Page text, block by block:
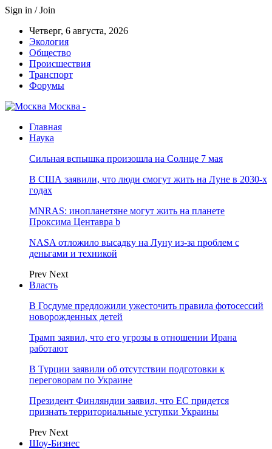
Sign in / Join
Четверг, 6 августа, 2026
Экология
Общество
Происшествия
Транспорт
Форумы
Москва -
Главная
Наука
Сильная вспышка произошла на Солнце 7 мая
В США заявили, что люди смогут жить на Луне в 2030-х
годах
MNRAS: инопланетяне могут жить на планете
Проксима Центавра b
NASA отложило высадку на Луну из-за проблем с
деньгами и техникой
Prev Next
Власть
В Госдуме предложили ужесточить правила фотосессий
новорожденных детей
Трамп заявил, что его угрозы в отношении Ирана
работают
В Турции заявили об отсутствии подготовки к
переговорам по Украине
Президент Финляндии заявил, что ЕС придется
признать территориальные уступки Украины
Prev Next
Шоу-Бизнес